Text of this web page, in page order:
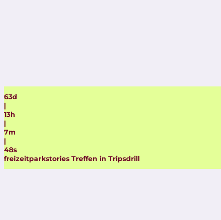
63d
|
13h
|
7m
|
47s
freizeitparkstories Treffen in Tripsdrill